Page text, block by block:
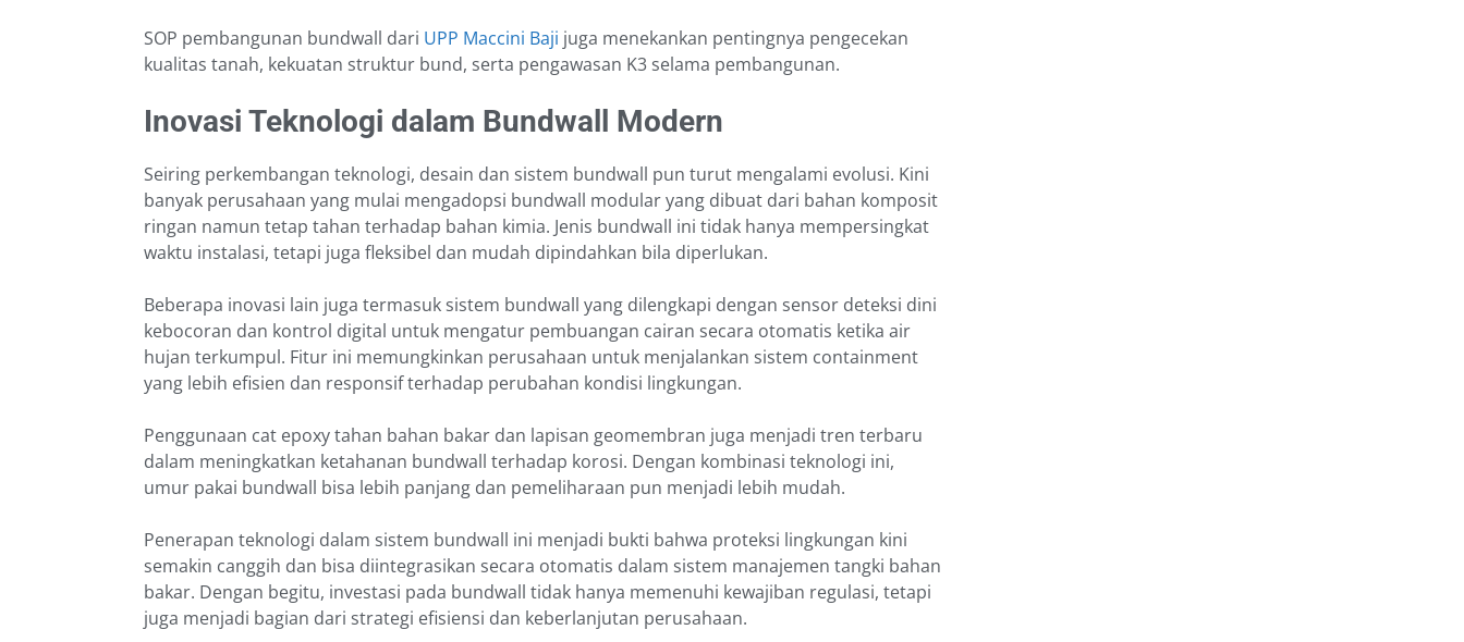
SOP pembangunan bundwall dari UPP Maccini Baji juga menekankan pentingnya pengecekan
kualitas tanah, kekuatan struktur bund, serta pengawasan K3 selama pembangunan.
Inovasi Teknologi dalam Bundwall Modern
Seiring perkembangan teknologi, desain dan sistem bundwall pun turut mengalami evolusi. Kini
banyak perusahaan yang mulai mengadopsi bundwall modular yang dibuat dari bahan komposit
ringan namun tetap tahan terhadap bahan kimia. Jenis bundwall ini tidak hanya mempersingkat
waktu instalasi, tetapi juga fleksibel dan mudah dipindahkan bila diperlukan.
Beberapa inovasi lain juga termasuk sistem bundwall yang dilengkapi dengan sensor deteksi dini
kebocoran dan kontrol digital untuk mengatur pembuangan cairan secara otomatis ketika air
hujan terkumpul. Fitur ini memungkinkan perusahaan untuk menjalankan sistem containment
yang lebih efisien dan responsif terhadap perubahan kondisi lingkungan.
Penggunaan cat epoxy tahan bahan bakar dan lapisan geomembran juga menjadi tren terbaru
dalam meningkatkan ketahanan bundwall terhadap korosi. Dengan kombinasi teknologi ini,
umur pakai bundwall bisa lebih panjang dan pemeliharaan pun menjadi lebih mudah.
Penerapan teknologi dalam sistem bundwall ini menjadi bukti bahwa proteksi lingkungan kini
semakin canggih dan bisa diintegrasikan secara otomatis dalam sistem manajemen tangki bahan
bakar. Dengan begitu, investasi pada bundwall tidak hanya memenuhi kewajiban regulasi, tetapi
juga menjadi bagian dari strategi efisiensi dan keberlanjutan perusahaan.